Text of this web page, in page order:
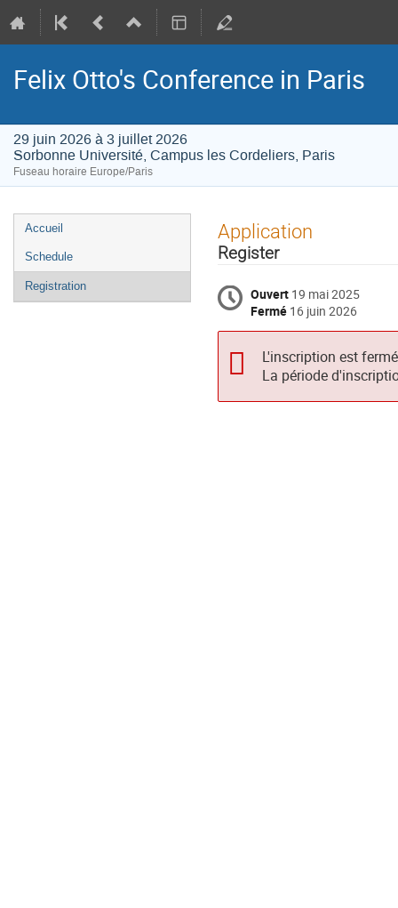
Felix Otto's Conference in Paris
29 juin 2026 à 3 juillet 2026
Sorbonne Université, Campus les Cordeliers, Paris
Fuseau horaire Europe/Paris
Menu
de
l'événement
Accueil
Schedule
Registration
Application
Register
Ouvert 19 mai 2025
Fermé 16 juin 2026
L'inscription est
La période